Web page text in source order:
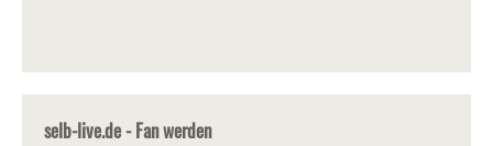
selb-live.de - Fan werden